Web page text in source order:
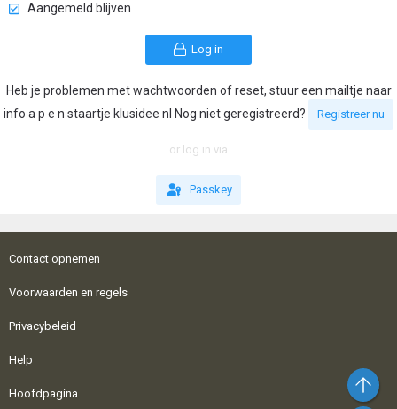
Aangemeld blijven
Log in
Heb je problemen met wachtwoorden of reset, stuur een mailtje naar
info a p e n staartje klusidee nl Nog niet geregistreerd?
Registreer nu
or log in via
Passkey
Contact opnemen
Voorwaarden en regels
Privacybeleid
Help
Hoofdpagina